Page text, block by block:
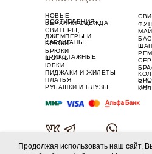
Продолжая использовать наш сайт,
ПЛАТЬЯ
ПИДЖАКИ И ЖИЛЕТЫ
НОВЫЕ
ПОСТУПЛЕНИЯ
СВИТЕРЫ,
ДЖЕМПЕРЫ И
КАРДИГАНЫ
ШОРТЫ
БРЮКИ
ТРИКОТАЖНЫЕ
БРЮКИ
ЮБКИ
ВЕРХНЯЯ ОДЕЖДА
РУБАШКИ И БЛУЗЫ